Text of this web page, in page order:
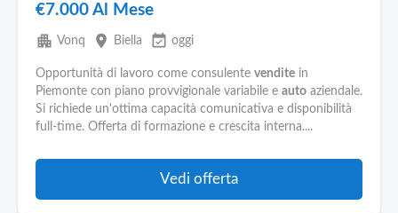
€7.000 Al Mese
apartment Vonq place Biella event_available oggi
Opportunità di lavoro come consulente vendite in
Piemonte con piano provvigionale variabile e auto aziendale.
Si richiede un'ottima capacità comunicativa e disponibilità
full-time. Offerta di formazione e crescita interna....
Vedi offerta